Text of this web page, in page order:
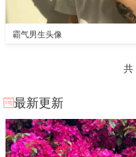
霸气男生头像
共
最新更新